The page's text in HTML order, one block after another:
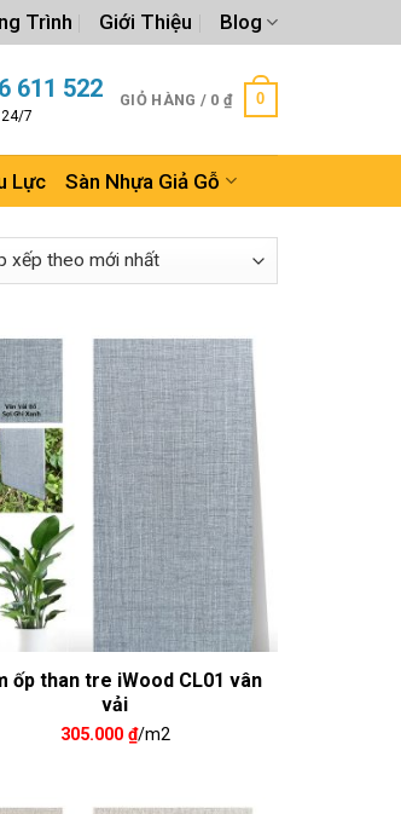
Trình Giới Thiệu Blog
611 522
7
GIỎ HÀNG / 0 ₫ 0
Lực Sàn Nhựa Giả Gỗ
ốp than tre iWood CL01 vân
vải
305.000 ₫/m2